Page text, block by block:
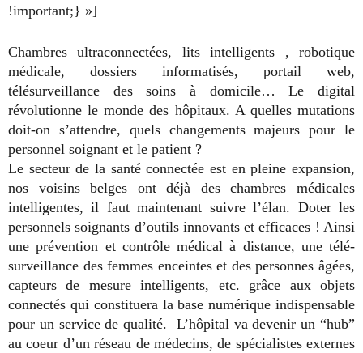
!important;} »]
Chambres ultraconnectées, lits intelligents , robotique
médicale, dossiers informatisés, portail web,
télésurveillance des soins à domicile… Le digital
révolutionne le monde des hôpitaux. A quelles mutations
doit-on s’attendre, quels changements majeurs pour le
personnel soignant et le patient ?
Le secteur de la santé connectée est en pleine expansion,
nos voisins belges ont déjà des chambres médicales
intelligentes, il faut maintenant suivre l’élan. Doter les
personnels soignants d’outils innovants et efficaces ! Ainsi
une prévention et contrôle médical à distance, une télé-
surveillance des femmes enceintes et des personnes âgées,
capteurs de mesure intelligents, etc. grâce aux objets
connectés qui constituera la base numérique indispensable
pour un service de qualité. L’hôpital va devenir un “hub”
au coeur d’un réseau de médecins, de spécialistes externes